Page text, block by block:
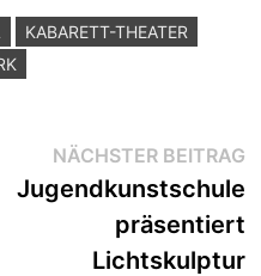
KABARETT-THEATER
NÄCHSTER BEITRAG
Jugendkunstschule
präsentiert
Lichtskulptur